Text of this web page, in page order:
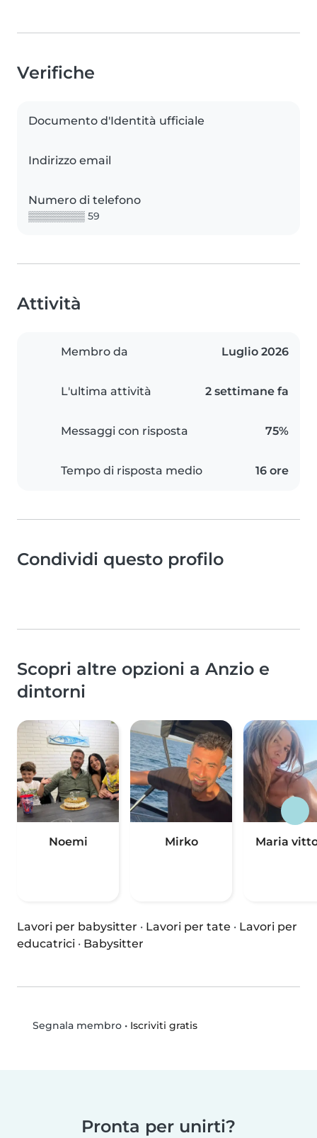
Verifiche
Documento d'Identità ufficiale
Indirizzo email
Numero di telefono
▒▒▒▒▒▒▒▒ 59
Attività
Membro da Luglio 2026
L'ultima attività 2 settimane fa
Messaggi con risposta 75%
Tempo di risposta medio 16 ore
Condividi questo profilo
Scopri altre opzioni a Anzio e
dintorni
Noemi Mirko Maria
Lavori per babysitter · Lavori per tate · Lavori per
educatrici · Babysitter
Segnala membro• Iscriviti gratis
Pronta per unirti?